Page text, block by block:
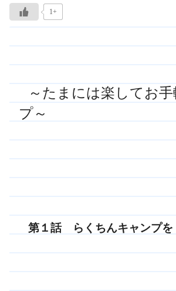
1+
～たまには楽してお手軽キャン
プ～
第１話 らくちんキャンプを